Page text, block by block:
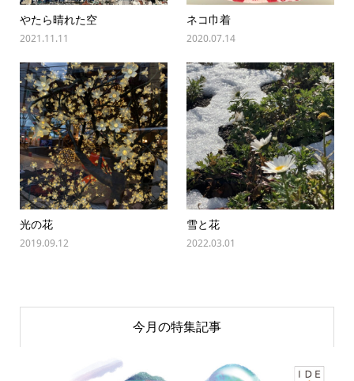
やたら晴れた空
2021.11.11
ネコ巾着
2020.07.14
光の花
2019.09.12
雪と花
2022.03.01
今月の特集記事